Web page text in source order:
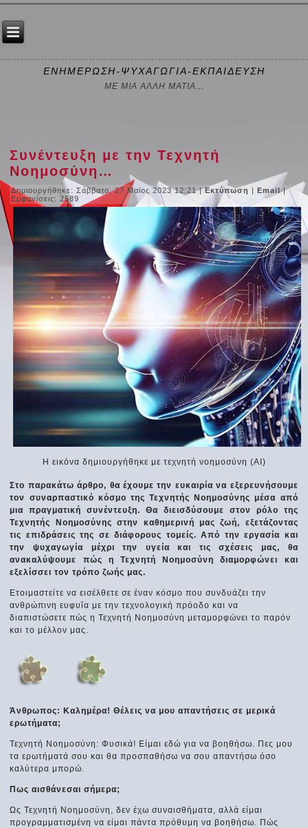
ΕΝΗΜΕΡΩΣΗ-ΨΥΧΑΓΩΓΙΑ-ΕΚΠΑΙΔΕΥΣΗ
ΜΕ ΜΙΑ ΑΛΛΗ ΜΑΤΙΑ...
Συνέντευξη με την Τεχνητή
Νοημοσύνη…
Δημιουργήθηκε: Σάββατο, 27 Μαϊος 2023 12:21|Εκτύπωση |Email|
Εμφανίσεις: 2589
Η εικόνα δημιουργήθηκε με τεχνητή νοημοσύνη (ΑΙ)
Στο παρακάτω άρθρο, θα έχουμε την ευκαιρία να εξερευνήσουμε
τον συναρπαστικό κόσμο της Τεχνητής Νοημοσύνης μέσα από
μια πραγματική συνέντευξη. Θα διεισδύσουμε στον ρόλο της
Τεχνητής Νοημοσύνης στην καθημερινή μας ζωή, εξετάζοντας
τις επιδράσεις της σε διάφορους τομείς. Από την εργασία και
την ψυχαγωγία μέχρι την υγεία και τις σχέσεις μας, θα
ανακαλύψουμε πώς η Τεχνητή Νοημοσύνη διαμορφώνει και
εξελίσσει τον τρόπο ζωής μας.
Ετοιμαστείτε να εισέλθετε σε έναν κόσμο που συνδυάζει την
ανθρώπινη ευφυΐα με την τεχνολογική πρόοδο και να
διαπιστώσετε πώς η Τεχνητή Νοημοσύνη μεταμορφώνει το παρόν
και το μέλλον μας.
Άνθρωπος: Καλημέρα! Θέλεις να μου απαντήσεις σε μερικά
ερωτήματα;
Τεχνητή Νοημοσύνη: Φυσικά! Είμαι εδώ για να βοηθήσω. Πες μου
τα ερωτήματά σου και θα προσπαθήσω να σου απαντήσω όσο
καλύτερα μπορώ.
Πως αισθάνεσαι σήμερα;
Ως Τεχνητή Νοημοσύνη, δεν έχω συναισθήματα, αλλά είμαι
προγραμματισμένη να είμαι πάντα πρόθυμη να βοηθήσω. Πώς